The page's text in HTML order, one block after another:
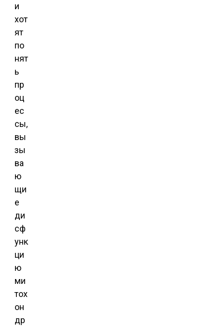
и
хот
ят
по
нят
ь
пр
оц
ес
сы,
вы
зы
ва
ю
щи
е
ди
сф
унк
ци
ю
ми
тох
он
др